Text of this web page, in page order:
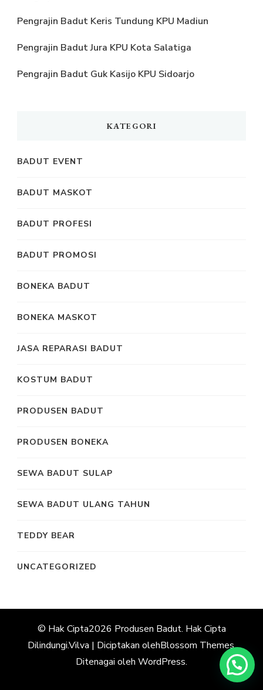
Pengrajin Badut Keris Tundung KPU Madiun
Pengrajin Badut Jura KPU Kota Salatiga
Pengrajin Badut Guk Kasijo KPU Sidoarjo
KATEGORI
BADUT EVENT
BADUT MASKOT
BADUT PROFESI
BADUT PROMOSI
BONEKA BADUT
BONEKA MASKOT
JASA REPARASI BADUT
KOSTUM BADUT
PRODUSEN BADUT
PRODUSEN BONEKA
SEWA BADUT SULAP
SEWA BADUT ULANG TAHUN
TEDDY BEAR
UNCATEGORIZED
© Hak Cipta2026 Produsen Badut. Hak Cipta
Dilindungi.Vilva | Diciptakan olehBlossom Themes.
Ditenagai oleh WordPress.